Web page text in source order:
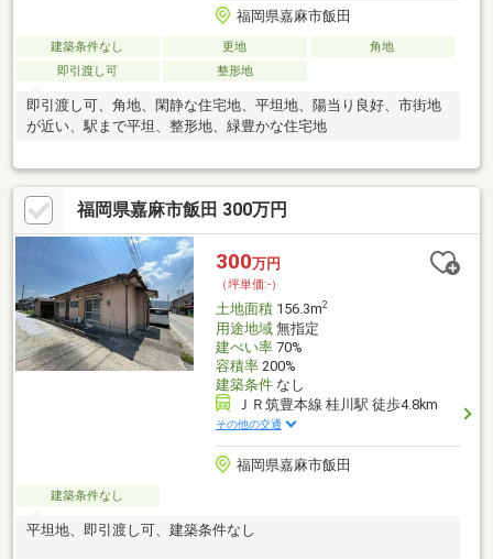
福岡県嘉麻市飯田
建築条件なし 更地
角地
即引渡し可
整形地
即引渡し可、角地、閑静な住宅地、平坦地、陽当り良好、市街地
が近い、駅まで平坦、整形地、緑豊かな住宅地
福岡県嘉麻市飯田 300万円
300万円
（坪単価:-）
土地面積156.3m2
用途地域無指定
建ぺい率70%
容積率200%
建築条件なし
ＪＲ筑豊本線 桂川駅 徒歩4.8km
その他の交通
福岡県嘉麻市飯田
建築条件なし
平坦地、即引渡し可、建築条件なし